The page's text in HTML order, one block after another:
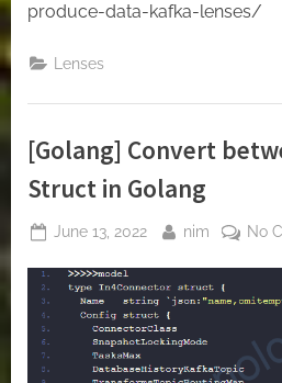
produce-data-kafka-lenses/
Lenses
[Golang] Convert
Struct in Golang
Posted
June 13, 2022 By
nim No